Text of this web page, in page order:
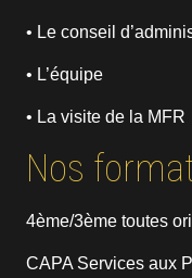
• Le conseil
• L’équipe
• La visite de la MFR
Nos
4ème/3ème toutes
CAPA Services aux